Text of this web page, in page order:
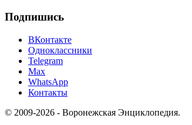
Подпишись
ВКонтакте
Одноклассники
Telegram
Max
WhatsApp
Контакты
© 2009-2026 - Воронежская Энциклопедия.